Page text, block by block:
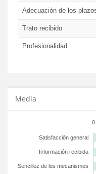
Adecuación de los
Trato recibido
Profesionalidad
Media
0
Satisfacción general
Información recibida
Sencillez de los mecanismos